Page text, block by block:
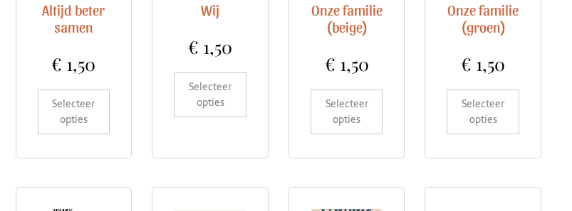
Altijd beter
samen
€ 1,50
Selecteer
opties
Wij
€ 1,50
Selecteer
opties
Onze familie
(beige)
€ 1,50
Selecteer
opties
Onze familie
(groen)
€ 1,50
Selecteer
opties